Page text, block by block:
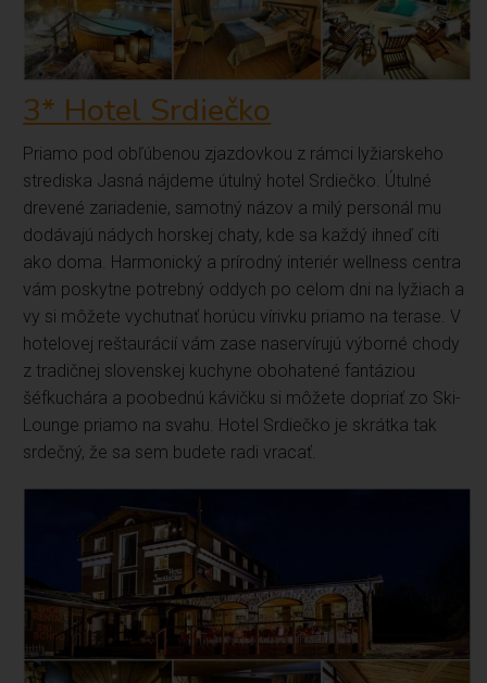
3* Hotel Srdiečko
Priamo pod obľúbenou zjazdovkou z rámci lyžiarskeho
strediska Jasná nájdeme útulný hotel Srdiečko. Útulné
drevené zariadenie, samotný názov a milý personál mu
dodávajú nádych horskej chaty, kde sa každý ihneď cíti
ako doma. Harmonický a prírodný interiér wellness centra
vám poskytne potrebný oddych po celom dni na lyžiach a
vy si môžete vychutnať horúcu vírivku priamo na terase. V
hotelovej reštaurácií vám zase naservírujú výborné chody
z tradičnej slovenskej kuchyne obohatené fantáziou
šéfkuchára a poobednú kávičku si môžete dopriať zo Ski-
Lounge priamo na svahu. Hotel Srdiečko je skrátka tak
srdečný, že sa sem budete radi vracať.